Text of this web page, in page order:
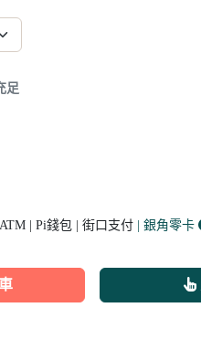
足
| Pi錢包 | 街口支付 | 銀角零卡